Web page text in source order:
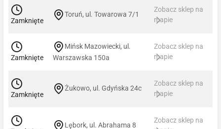
Zamknięte
Toruń, ul. Towarowa 7/1
Zobacz sklep na
mapie
Zamknięte
Mińsk Mazowiecki, ul.
Warszawska 150a
Zobacz sklep na
mapie
Zamknięte
Żukowo, ul. Gdyńska 24c
Zobacz sklep na
mapie
Lębork, ul. Abrahama 8
Zobacz sklep na